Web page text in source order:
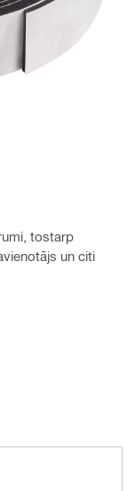
tostarp
un citi